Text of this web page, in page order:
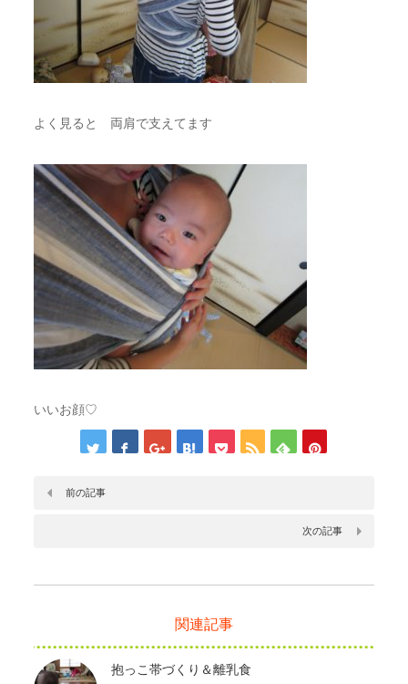
よく見ると 両肩で支えてます
いいお顔♡
前の記事
次の記事
関連記事
抱っこ帯づくり＆離乳食